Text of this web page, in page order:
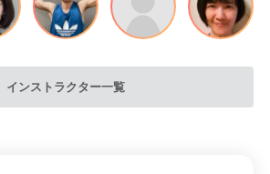
インストラクター一覧